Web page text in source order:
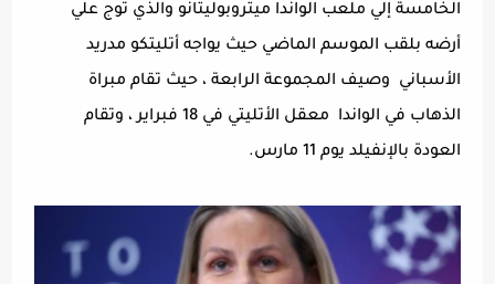
الخامسة إلي ملعب الواندا ميتروبوليتانو والذي توج علي
أرضه بلقب الموسم الماضي حيث يواجه أتليتكو مدريد
الأسباني
وصيف المجموعة الرابعة ، حيث تقام مبراة
الذهاب في الواندا
معقل الأتليتي في 18 فبراير ، وتقام
العودة بالإنفيلد يوم 11 مارس.